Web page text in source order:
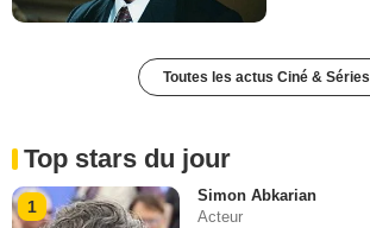
Toutes les actus Ciné & Séries
Top stars du jour
1
Simon Abkarian
Acteur